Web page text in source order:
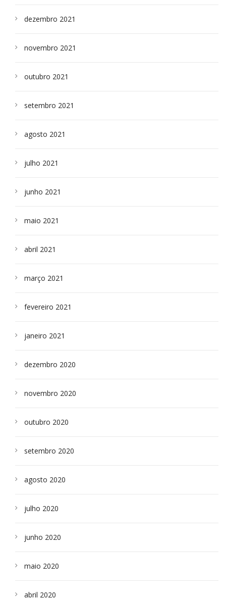
dezembro 2021
novembro 2021
outubro 2021
setembro 2021
agosto 2021
julho 2021
junho 2021
maio 2021
abril 2021
março 2021
fevereiro 2021
janeiro 2021
dezembro 2020
novembro 2020
outubro 2020
setembro 2020
agosto 2020
julho 2020
junho 2020
maio 2020
abril 2020